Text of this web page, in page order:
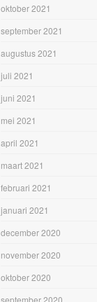
oktober 2021
september 2021
augustus 2021
juli 2021
juni 2021
mei 2021
april 2021
maart 2021
februari 2021
januari 2021
december 2020
november 2020
oktober 2020
september 2020